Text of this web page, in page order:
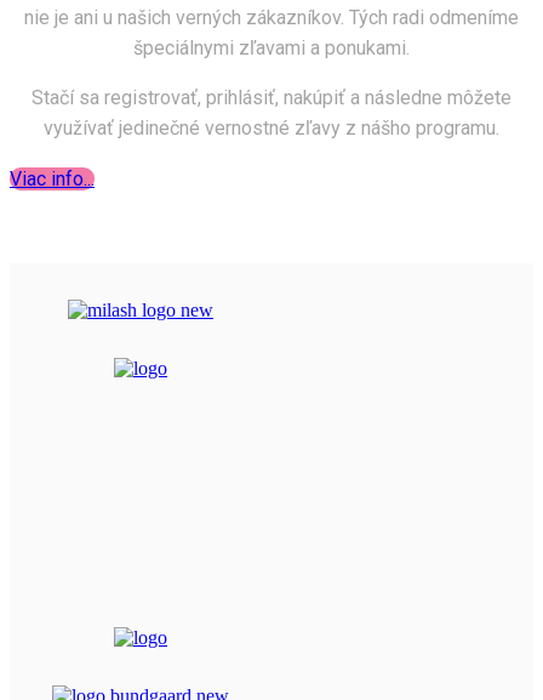
nie je ani u našich verných zákazníkov. Tých radi odmeníme
špeciálnymi zľavami a ponukami.
Stačí sa registrovať, prihlásiť, nakúpiť a následne môžete
využívať jedinečné vernostné zľavy z nášho programu.
Viac info...